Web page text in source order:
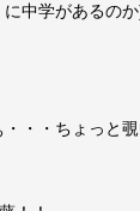
中学があるの
・・ちょっと